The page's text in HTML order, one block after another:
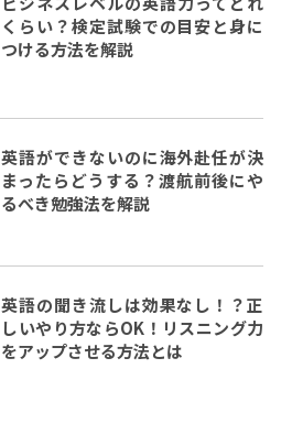
くらい？検定試験での目安と身に
つける方法を解説
英語ができないのに海外赴任が決
まったらどうする？渡航前後にや
るべき勉強法を解説
英語の聞き流しは効果なし！？正
しいやり方ならOK！リスニング力
をアップさせる方法とは